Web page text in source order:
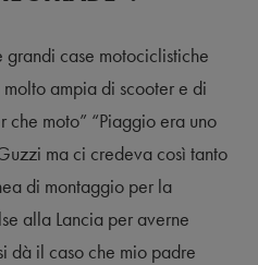
grandi case motociclistiche
ampia di scooter e di
che moto” “Piaggio era uno
ma ci credeva così tanto
di montaggio per la
alla Lancia per averne
dà il caso che mio padre